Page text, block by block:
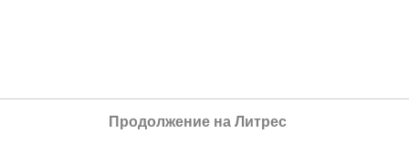
Продолжение на Литрес